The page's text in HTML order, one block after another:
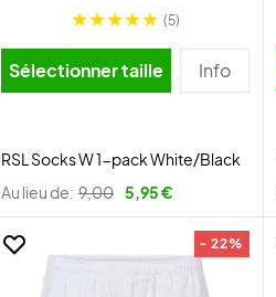
(5)
Sélectionner taille Info
RSL Socks W 1-pack White/Black
Au lieu de: 9,00 5,95 €
- 22%